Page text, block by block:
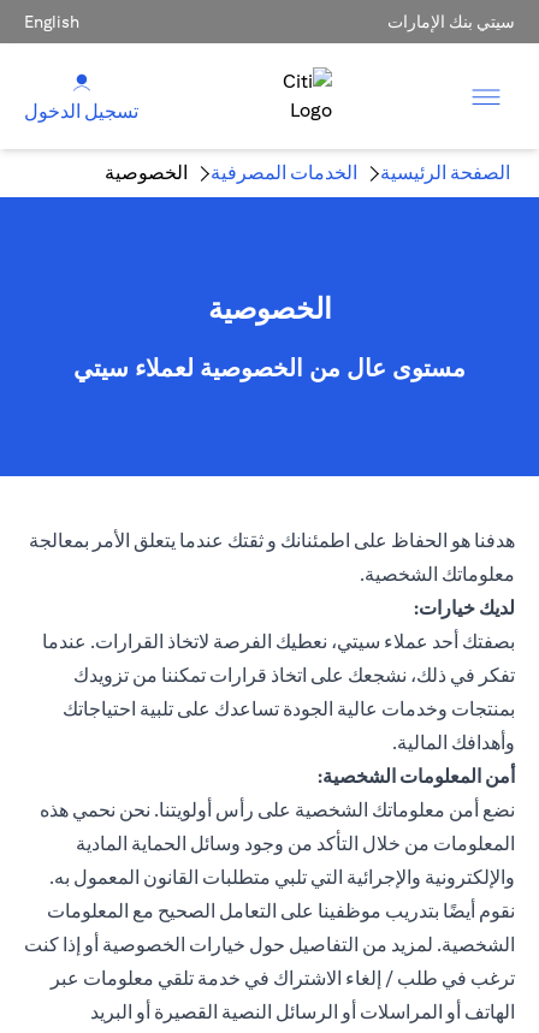
سيتي بنك الإمارات English
تسجيل الدخول
الصفحة الرئيسية الخدمات المصرفية الخصوصية
الخصوصية
مستوى عال من الخصوصية لعملاء سيتي
هدفنا هو الحفاظ على اطمئنانك و ثقتك عندما يتعلق الأمر بمعالجة
معلوماتك الشخصية.
لديك خيارات:
بصفتك أحد عملاء سيتي، نعطيك الفرصة لاتخاذ القرارات. عندما
تفكر في ذلك، نشجعك على اتخاذ قرارات تمكننا من تزويدك
بمنتجات وخدمات عالية الجودة تساعدك على تلبية احتياجاتك
وأهدافك المالية.
أمن المعلومات الشخصية:
نضع أمن معلوماتك الشخصية على رأس أولويتنا. نحن نحمي هذه
المعلومات من خلال التأكد من وجود وسائل الحماية المادية
والإلكترونية والإجرائية التي تلبي متطلبات القانون المعمول به.
نقوم أيضًا بتدريب موظفينا على التعامل الصحيح مع المعلومات
الشخصية. لمزيد من التفاصيل حول خيارات الخصوصية أو إذا كنت
ترغب في طلب / إلغاء الاشتراك في خدمة تلقي معلومات عبر
الهاتف أو المراسلات أو الرسائل النصية القصيرة أو البريد